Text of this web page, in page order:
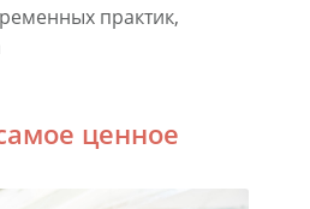
практик,
ценное